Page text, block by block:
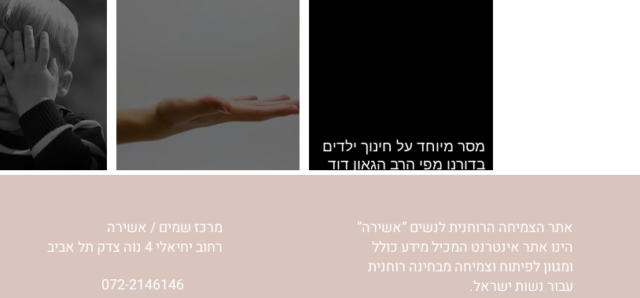
מסר מיוחד על חינוך ילדים
בדורנו מפי הרב הגאון דוד
מרכז שמים / אשירה
רחוב יחיאלי 4 נוה צדק תל אביב
072-2146146
אתר הצמיחה הרוחנית לנשים “אשירה”
הינו אתר אינטרנט המכיל מידע כולל
ומגוון לפיתוח וצמיחה מבחינה רוחנית
עבור נשות ישראל.